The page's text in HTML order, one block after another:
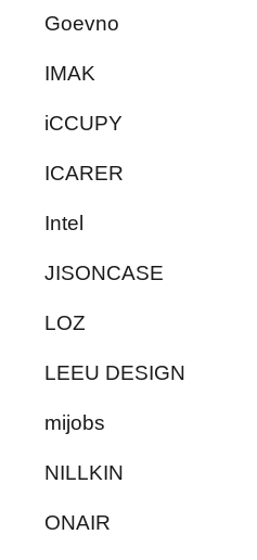
Goevno
IMAK
iCCUPY
ICARER
Intel
JISONCASE
LOZ
LEEU DESIGN
mijobs
NILLKIN
ONAIR